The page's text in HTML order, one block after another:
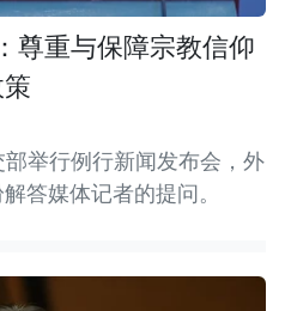
尊重与保障宗教信仰
举行例行新闻发布会，外
答媒体记者的提问。